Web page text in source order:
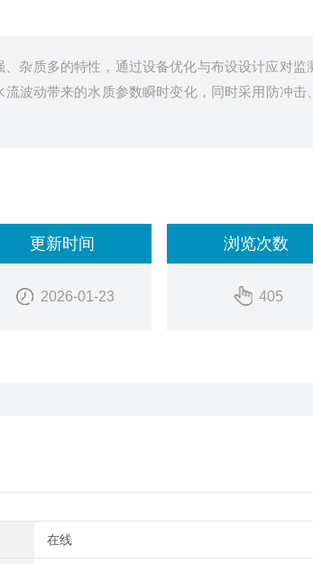
杂质多的特性，通过设备优化与布设设计应对监
波动带来的水质参数瞬时变化，同时采用防冲击
更新时间
2026-01-23
浏览次数
405
在线